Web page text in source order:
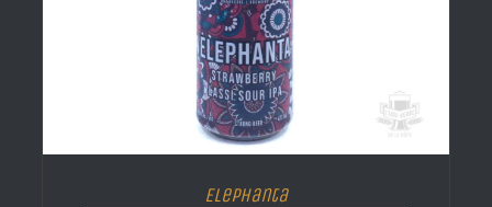
Elephanta